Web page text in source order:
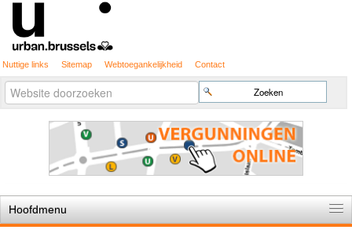
Nuttige links Sitemap Webtoegankelijkheid Contact
Zoek
Geavanceerd
zoeken...
Hoofdmenu